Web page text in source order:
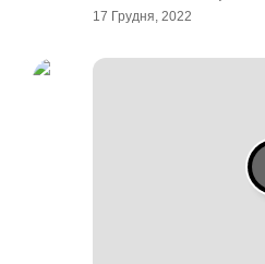
17 Грудня, 2022